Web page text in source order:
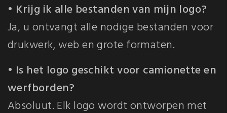
• Krijg ik alle bestanden van mijn logo?
Ja, u ontvangt alle nodige bestanden voor
drukwerk, web en grote formaten.
• Is het logo geschikt voor camionette en
werfborden?
Absoluut. Elk logo wordt ontworpen met